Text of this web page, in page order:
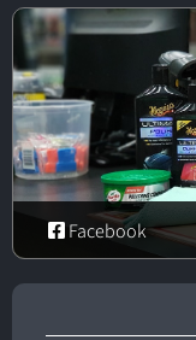
Facebook